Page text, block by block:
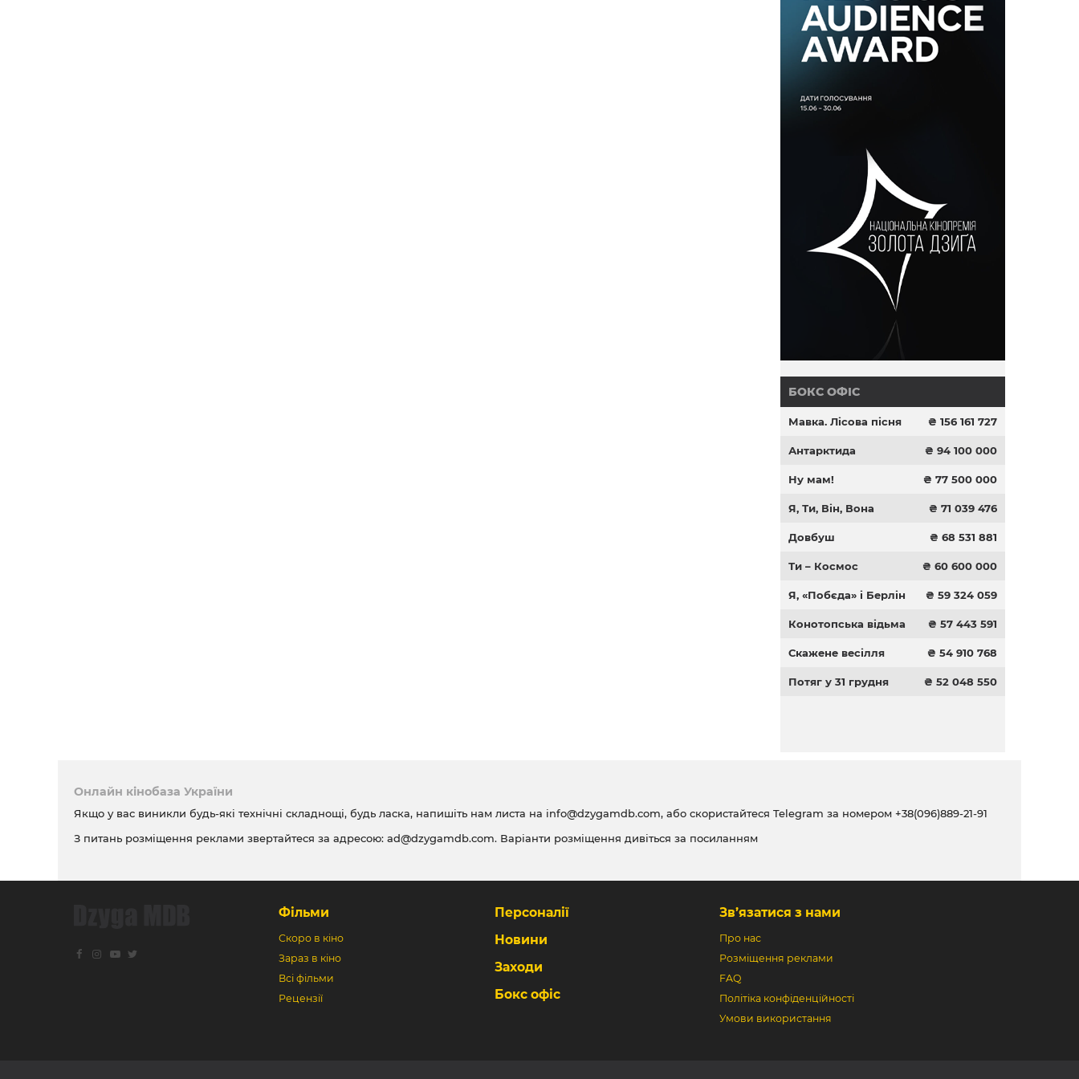
БОКС ОФІС
Мавка. Лісова пісня ₴ 156 161 727
Антарктида ₴ 94 100 000
Ну мам! ₴ 77 500 000
Я, Ти, Він, Вона ₴ 71 039 476
Довбуш ₴ 68 531 881
Ти – Космос ₴ 60 600 000
Я, «Побєда» і Берлін ₴ 59 324 059
Конотопська відьма ₴ 57 443 591
Скажене весілля ₴ 54 910 768
Потяг у 31 грудня ₴ 52 048 550
Онлайн кінобаза України
Якщо у вас виникли будь-які технічні складнощі, будь ласка, напишіть нам листа на info@dzygamdb.com, або скористайтеся Telegram за номером +38(096)889-21-91
З питань розміщення реклами звертайтеся за адресою: ad@dzygamdb.com. Варіанти розміщення дивіться за посиланням
Фільми
Скоро в кіно
Зараз в кіно
Всі фільми
Рецензії
Персоналії
Новини
Заходи
Бокс офіс
Зв’язатися з нами
Про нас
Розміщення реклами
FAQ
Політіка конфіденційності
Умови використання